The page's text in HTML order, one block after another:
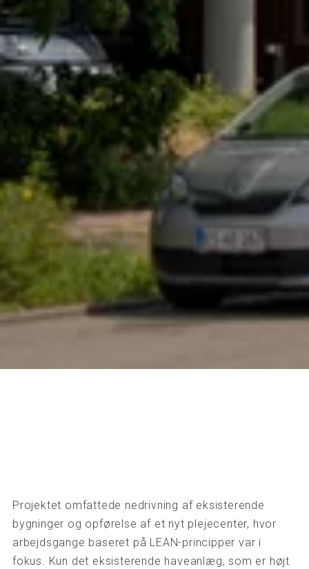
Projektet omfattede nedrivning af eksisterende
bygninger og opførelse af et nyt plejecenter, hvor
arbejdsgange baseret på LEAN-principper var i
fokus. Kun det eksisterende haveanlæg, som er højt